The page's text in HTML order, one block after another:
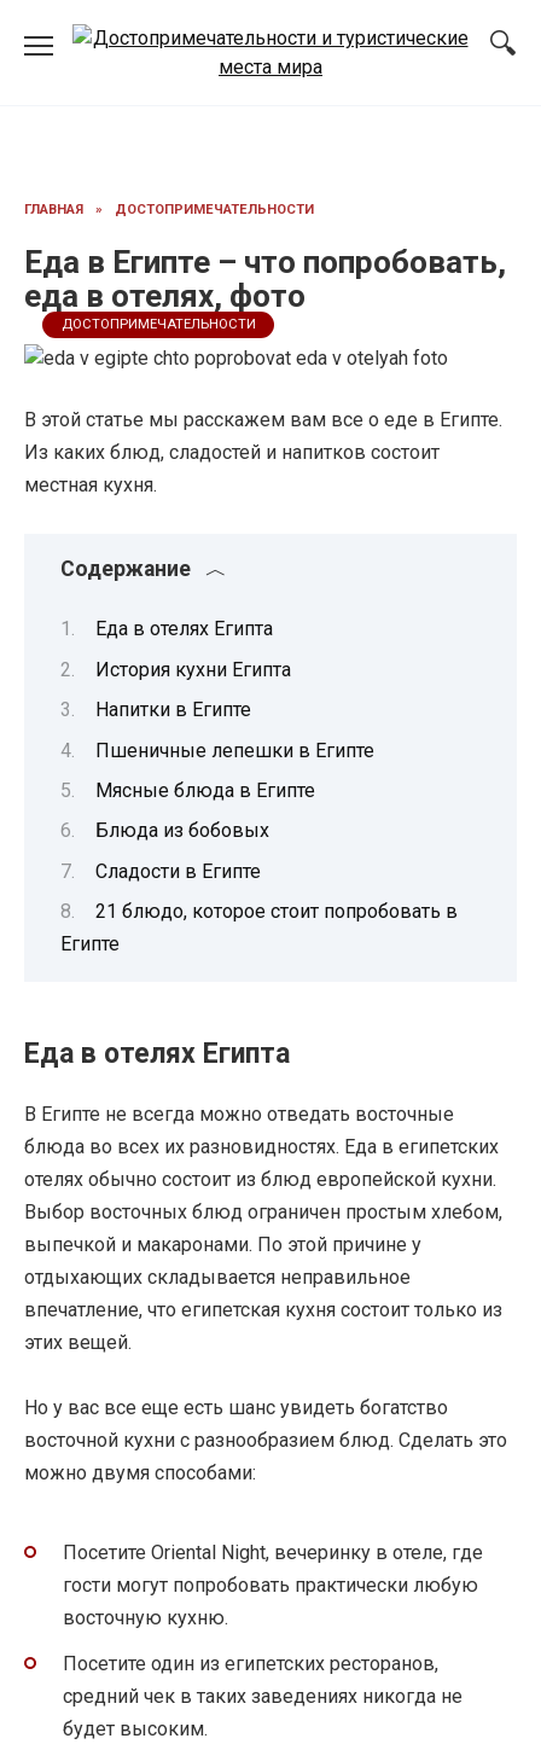
ГЛАВНАЯ » ДОСТОПРИМЕЧАТЕЛЬНОСТИ
Еда в Египте – что попробовать,
еда в отелях, фото
ДОСТОПРИМЕЧАТЕЛЬНОСТИ
В этой статье мы расскажем вам все о еде в Египте.
Из каких блюд, сладостей и напитков состоит
местная кухня.
Содержание
Еда в отелях Египта
История кухни Египта
Напитки в Египте
Пшеничные лепешки в Египте
Мясные блюда в Египте
Блюда из бобовых
Сладости в Египте
21 блюдо, которое стоит попробовать в
Египте
Еда в отелях Египта
В Египте не всегда можно отведать восточные
блюда во всех их разновидностях. Еда в египетских
отелях обычно состоит из блюд европейской кухни.
Выбор восточных блюд ограничен простым хлебом,
выпечкой и макаронами. По этой причине у
отдыхающих складывается неправильное
впечатление, что египетская кухня состоит только из
этих вещей.
Но у вас все еще есть шанс увидеть богатство
восточной кухни с разнообразием блюд. Сделать это
можно двумя способами:
Посетите Oriental Night, вечеринку в отеле, где
гости могут попробовать практически любую
восточную кухню.
Посетите один из египетских ресторанов,
средний чек в таких заведениях никогда не
будет высоким.